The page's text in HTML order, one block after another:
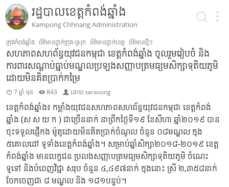
រដ្ឋបាលខេត្តកំពង់ឆ្នាំង
Kampong Chhnang Administration
ក្រុងកំពង់ឆ្នាំង ព័ត៌មានថ្នាក់ក្រុង-ស្រុក ព័ត៌មានថ្នាក់ខេត្ត ព័ត៌មានថ្មីៗ
សហភាពសហព័ន្ធយុវជនកម្ពុជា ខេត្តកំពង់ឆ្នាំង ចូលរួមរៀបចំ និង
ការពារសណ្តាប់ធ្នាប់មណ្ឌលប្រឡងសញ្ញាបត្រមធ្យមសិក្សាទុតិយភូមិ
ដោយមិនគិតប្រាក់កម្រៃ
7 ឆ្នាំ មុន 843 ដោយtaravong
ខេត្តកំពង់ឆ្នាំង៖ កម្លាំងយុវជនសហភាពសហព័ន្ធយុវជនកម្ពុជា ខេត្តកំពង់
ឆ្នាំង (ស ស យ ក ) ជាច្រើននាក់ នាព្រឹកថ្ងៃទី១៩ ខែសីហា ឆ្នាំ២០១៩ បាន
ចុះទទួលផ្ញើកង ម៉ូតូដោយមិនគិតប្រាក់ចំណូល ចំនួន ០៨មណ្ឌល ក្នុង
៥គោលដៅ ទូទាំងខេត្តកំពង់ឆ្នាំង។ សម្រាប់ឆ្នាំសិក្សា២០១៨-២០១៩ ខេត្ត
កំពង់ឆ្នាំង មានបេក្ខជន ប្រលងសញ្ញាបត្រមធ្យមសិក្សាទុតិយភូមិ ចំណេះ
ទូទៅ និងបំពេញវិជ្ជា សរុប ចំនួន ៤,៤៩៧នាក់ ក្នុងនោះ ស្រី ២,៣៥៨នាក់
ចែកចេញជា ៨ មណ្ឌល និង ១៨១បន្ទប់។